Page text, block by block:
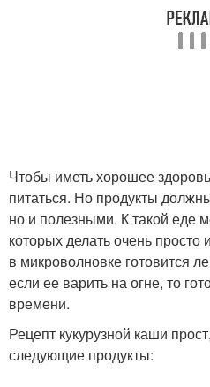
Чтобы иметь хорошее
питаться. Но продукты
но и полезными. К такой еде
которых делать очень просто
в микроволновке готовится
если ее варить на огне, то
времени.
Рецепт кукурузной каши
следующие продукты: